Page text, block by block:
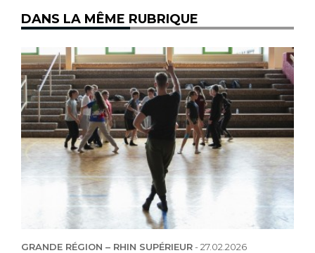
DANS LA MÊME RUBRIQUE
GRANDE RÉGION – RHIN SUPÉRIEUR-27.02.2026